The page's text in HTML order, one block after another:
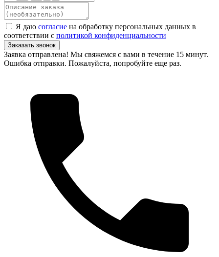
Я даю согласие на обработку персональных данных в
соответствии с политикой конфиденциальности
Заказать звонок
Заявка отправлена! Мы свяжемся с вами в течение 15 минут.
Ошибка отправки. Пожалуйста, попробуйте еще раз.